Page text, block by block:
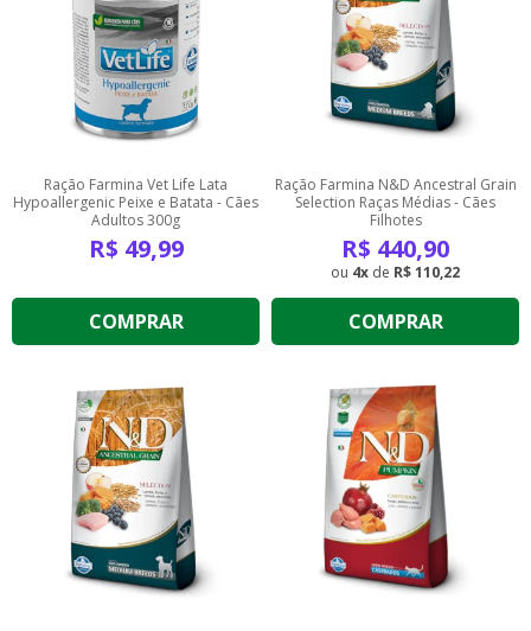
Ração Farmina Vet Life Lata
Hypoallergenic Peixe e Batata - Cães
Adultos 300g
R$ 49,99
COMPRAR
Ração Farmina N&D Ancestral Grain
Selection Raças Médias - Cães
Filhotes
R$ 440,90
4 de R$ 110,22
COMPRAR